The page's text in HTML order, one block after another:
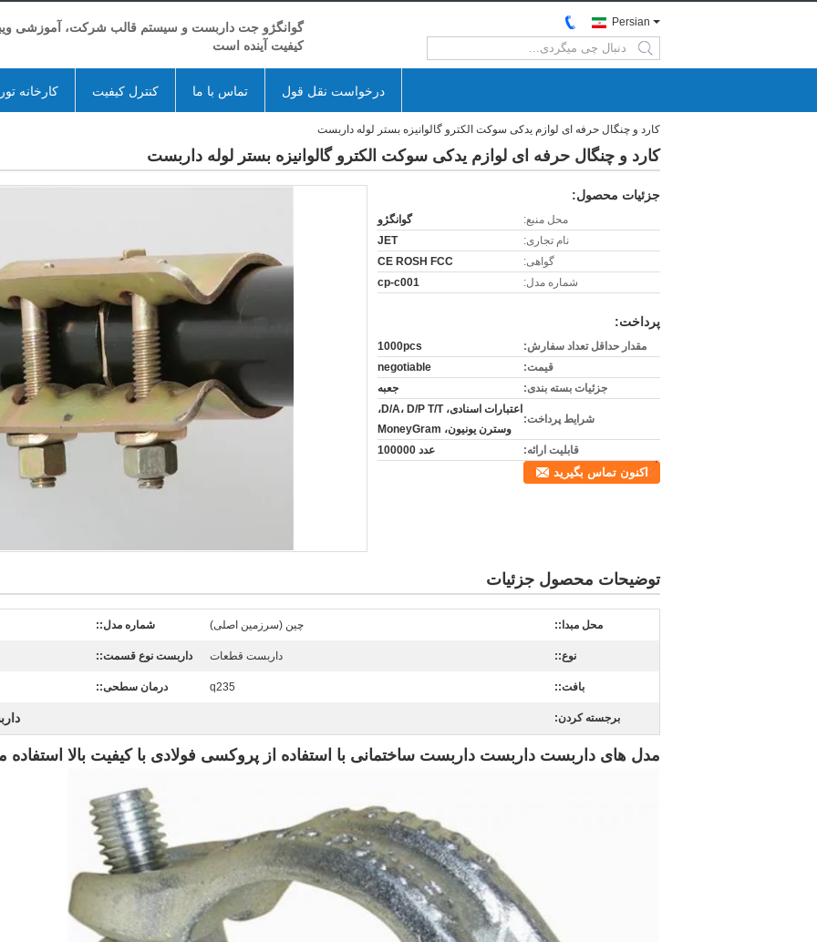
گوانگژو جت داربست و سیستم قالب شرکت، آموزشی
کیفیت آینده است
Persian
search
کارخانه تور کنترل کیفیت تماس با ما درخواست نقل قول
کارد و چنگال حرفه ای لوازم یدکی سوکت الکترو گالوانیزه بستر لوله داربست
کارد و چنگال حرفه ای لوازم یدکی سوکت الکترو گالوانیزه بستر لوله داربست
جزئیات محصول:
محل منبع:
گوانگژو
نام تجاری:
JET
گواهی:
CE ROSH FCC
شماره مدل:
cp-c001
پرداخت:
مقدار حداقل تعداد سفارش:
1000pcs
قیمت:
negotiable
جزئیات بسته بندی:
جعبه
شرایط پرداخت:
اعتبارات اسنادی، D/A، D/P T/T،
وسترن یونیون، MoneyGram
قابلیت ارائه:
عدد 100000
اکنون تماس بگیرید
توضیحات محصول جزئیات
محل مبدا:: چین (سرزمین اصلی) شماره مدل::
نوع:: داربست قطعات داربست نوع قسمت::
بافت:: q235 درمان سطحی::
برجسته کردن:
مدل های داربست داربست داربست ساختمانی با استفاده از پروکسی فولادی با کیفیت بالا